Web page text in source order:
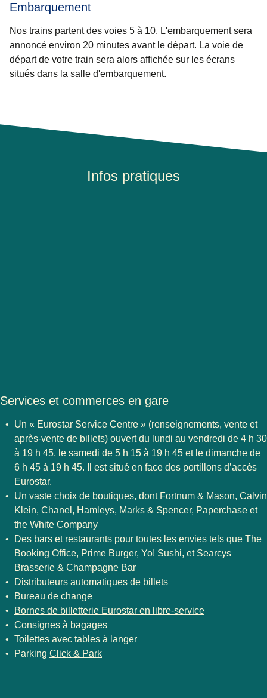
Embarquement
Nos trains partent des voies 5 à 10. L'embarquement sera
annoncé environ 20 minutes avant le départ. La voie de
départ de votre train sera alors affichée sur les écrans
situés dans la salle d'embarquement.
Infos pratiques
Services et commerces en gare
Un « Eurostar Service Centre » (renseignements, vente et
après-vente de billets) ouvert du lundi au vendredi de 4 h 30
à 19 h 45, le samedi de 5 h 15 à 19 h 45 et le dimanche de
6 h 45 à 19 h 45. Il est situé en face des portillons d’accès
Eurostar.
Un vaste choix de boutiques, dont Fortnum & Mason, Calvin
Klein, Chanel, Hamleys, Marks & Spencer, Paperchase et
the White Company
Des bars et restaurants pour toutes les envies tels que The
Booking Office, Prime Burger, Yo! Sushi, et Searcys
Brasserie & Champagne Bar
Distributeurs automatiques de billets
Bureau de change
Bornes de billetterie Eurostar en libre-service
Consignes à bagages
Toilettes avec tables à langer
Parking Click & Park(